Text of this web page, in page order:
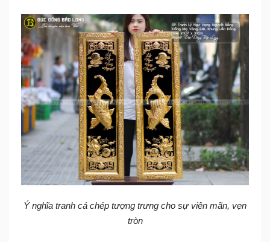
Ý nghĩa tranh cá chép tượng trưng cho sự viên mãn, vẹn
tròn